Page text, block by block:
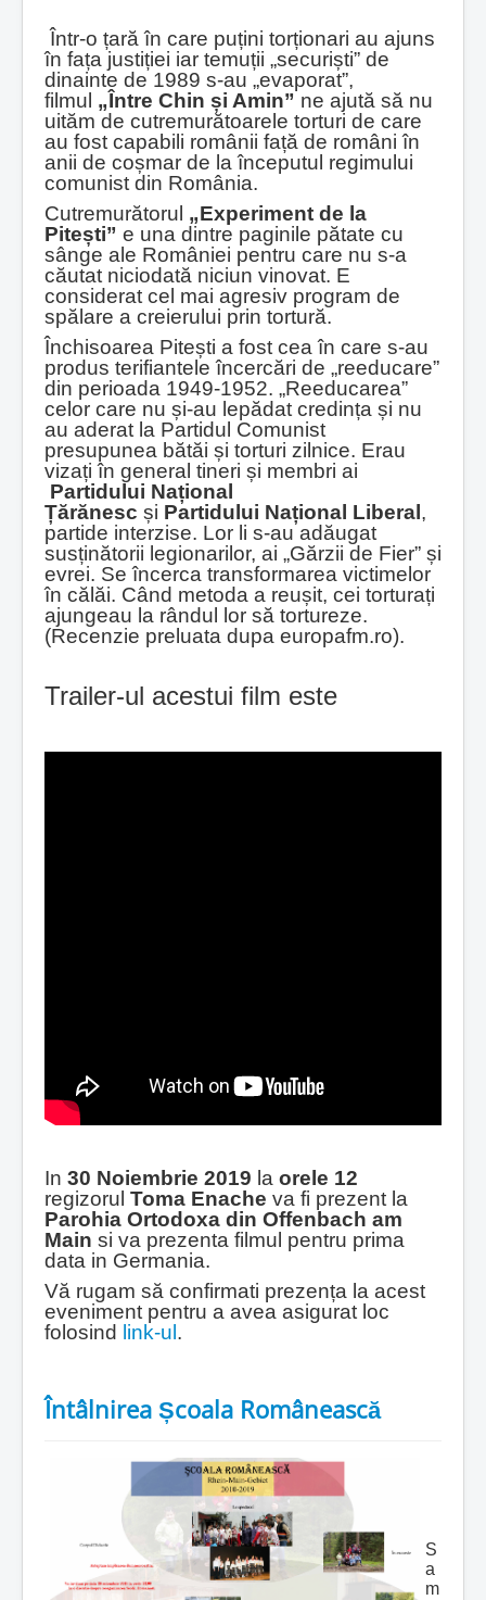
Într-o țară în care puțini torționari au ajuns
în fața justiției iar temuții „securiști” de
dinainte de 1989 s-au „evaporat”,
filmul „Între Chin și Amin” ne ajută să nu
uităm de cutremurătoarele torturi de care
au fost capabili românii față de români în
anii de coșmar de la începutul regimului
comunist din România.
Cutremurătorul „Experiment de la
Pitești” e una dintre paginile pătate cu
sânge ale României pentru care nu s-a
căutat niciodată niciun vinovat. E
considerat cel mai agresiv program de
spălare a creierului prin tortură.
Închisoarea Pitești a fost cea în care s-au
produs terifiantele încercări de „reeducare”
din perioada 1949-1952. „Reeducarea”
celor care nu și-au lepădat credința și nu
au aderat la Partidul Comunist
presupunea bătăi și torturi zilnice. Erau
vizați în general tineri și membri ai
Partidului Național
Țărănesc și Partidului Național Liberal,
partide interzise. Lor li s-au adăugat
susținătorii legionarilor, ai „Gărzii de Fier” și
evrei. Se încerca transformarea victimelor
în călăi. Când metoda a reușit, cei torturați
ajungeau la rândul lor să tortureze.
(Recenzie preluata dupa europafm.ro).
Trailer-ul acestui film este
In 30 Noiembrie 2019 la orele 12
regizorul Toma Enache va fi prezent la
Parohia Ortodoxa din Offenbach am
Main si va prezenta filmul pentru prima
data in Germania.
Vă rugam să confirmati prezența la acest
eveniment pentru a avea asigurat loc
folosind link-ul.
Întâlnirea Școala Românească
S
a
m